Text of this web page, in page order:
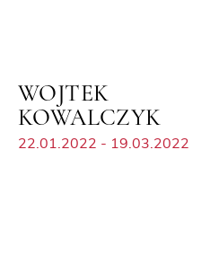
WOJTEK
KOWALCZYK
22.01.2022 - 19.03.2022